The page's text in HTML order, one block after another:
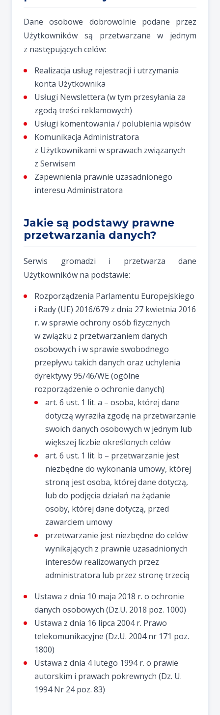
Dane osobowe dobrowolnie podane przez
Użytkowników są przetwarzane w jednym
z następujących celów:
Realizacja usług rejestracji i utrzymania
konta Użytkownika
Usługi Newslettera (w tym przesyłania za
zgodą treści reklamowych)
Usługi komentowania / polubienia wpisów
Komunikacja Administratora
z Użytkownikami w sprawach związanych
z Serwisem
Zapewnienia prawnie uzasadnionego
interesu Administratora
Jakie są podstawy prawne
przetwarzania danych?
Serwis gromadzi i przetwarza dane
Użytkowników na podstawie:
Rozporządzenia Parlamentu Europejskiego
i Rady (UE) 2016/679 z dnia 27 kwietnia 2016
r. w sprawie ochrony osób fizycznych
w związku z przetwarzaniem danych
osobowych i w sprawie swobodnego
przepływu takich danych oraz uchylenia
dyrektywy 95/46/WE (ogólne
rozporządzenie o ochronie danych)
art. 6 ust. 1 lit. a – osoba, której dane
dotyczą wyraziła zgodę na przetwarzanie
swoich danych osobowych w jednym lub
większej liczbie określonych celów
art. 6 ust. 1 lit. b – przetwarzanie jest
niezbędne do wykonania umowy, której
stroną jest osoba, której dane dotyczą,
lub do podjęcia działań na żądanie
osoby, której dane dotyczą, przed
zawarciem umowy
przetwarzanie jest niezbędne do celów
wynikających z prawnie uzasadnionych
interesów realizowanych przez
administratora lub przez stronę trzecią
Ustawa z dnia 10 maja 2018 r. o ochronie
danych osobowych (Dz.U. 2018 poz. 1000)
Ustawa z dnia 16 lipca 2004 r. Prawo
telekomunikacyjne (Dz.U. 2004 nr 171 poz.
1800)
Ustawa z dnia 4 lutego 1994 r. o prawie
autorskim i prawach pokrewnych (Dz. U.
1994 Nr 24 poz. 83)